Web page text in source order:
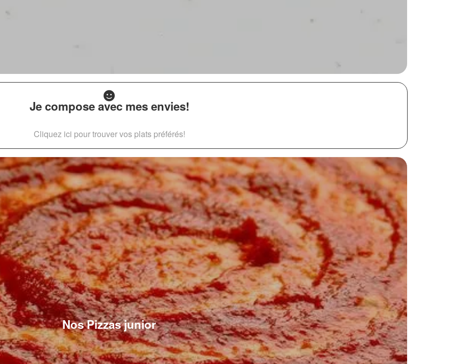
Je compose avec mes envies!
Cliquez ici pour trouver vos plats préférés!
Nos Pizzas junior